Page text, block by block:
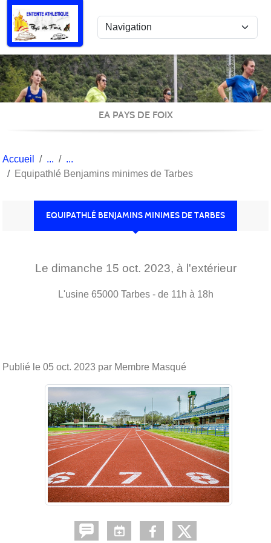
EA PAYS DE FOIX
Accueil
Equipathlé Benjamins minimes de Tarbes
EQUIPATHLÉ BENJAMINS MINIMES DE TARBES
Le dimanche 15 oct. 2023, à l'extérieur
L'usine 65000 Tarbes - de 11h à 18h
Publié le 05 oct. 2023 par Membre Masqué
Panneau de gestion des cookies